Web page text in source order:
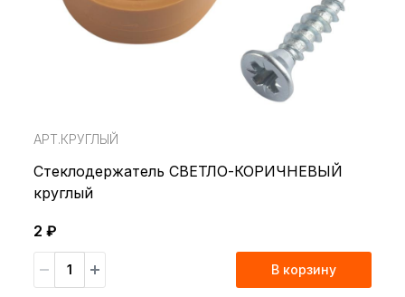
АРТ.КРУГЛЫЙ
Стеклодержатель СВЕТЛО-КОРИЧНЕВЫЙ
круглый
2 ₽
В корзину